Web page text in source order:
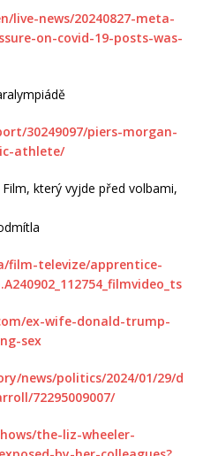
live-news/20240827-meta-
on-covid-19-posts-was-
30249097/piers-morgan-
athlete/
který vyjde před volbami,
film-televize/apprentice-
ex-wife-donald-trump-
sex
news/politics/2024/01/29/d
72295009007/
the-liz-wheeler-